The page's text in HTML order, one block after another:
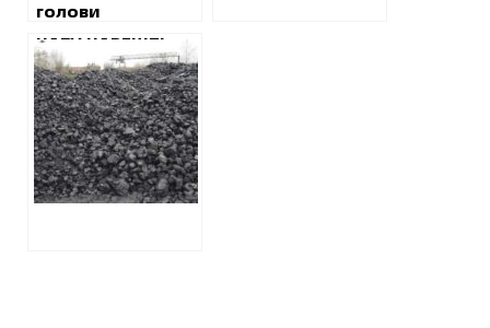
голови
Харківської ОДА,
яке дозволило
зекономити 10
мільйонів
гривень,
подовжили на
2019 рік
НАБУ НАРЕШТІ
РОЗПОЧАЛО
РЕАЛЬНІ ДІЇ ЗА
КЕЙСОМ
ХАРКІВСЬКОГО
АНТИКОРУПЦІЙНОГО
ЦЕНТРУ